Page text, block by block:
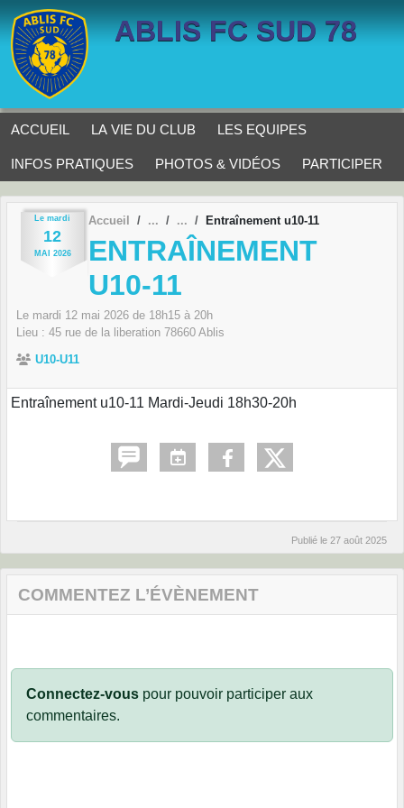
ABLIS FC SUD 78
ACCUEIL LA VIE DU CLUB LES EQUIPES
INFOS PRATIQUES PHOTOS & VIDÉOS PARTICIPER
Le mardi
12
MAI 2026
Accueil Entraînement u10-11
ENTRAÎNEMENT
U10-11
Le mardi 12 mai 2026 de 18h15 à 20h
Lieu : 45 rue de la liberation 78660 Ablis
U10-U11
Entraînement u10-11 Mardi-Jeudi 18h30-20h
Publié le 27 août 2025
COMMENTEZ L’ÉVÈNEMENT
Connectez-vous pour pouvoir participer aux
commentaires.
Panneau de gestion des cookies